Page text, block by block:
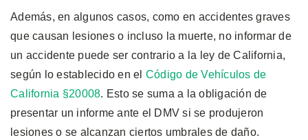
Además, en algunos casos, como en accidentes graves
que causan lesiones o incluso la muerte, no informar de
un accidente puede ser contrario a la ley de California,
según lo establecido en el Código de Vehículos de
California §20008. Esto se suma a la obligación de
presentar un informe ante el DMV si se produjeron
lesiones o se alcanzan ciertos umbrales de daño.